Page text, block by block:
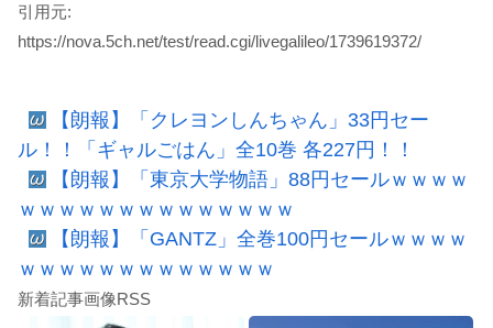
引用元:
https://nova.5ch.net/test/read.cgi/livegalileo/1739619372/
【朗報】「クレヨンしんちゃん」33円セー
ル！！「ギャルごはん」全10巻 各227円！！
【朗報】「東京大学物語」88円セールｗｗｗｗ
ｗｗｗｗｗｗｗｗｗｗｗｗｗｗ
【朗報】「GANTZ」全巻100円セールｗｗｗｗ
ｗｗｗｗｗｗｗｗｗｗｗｗｗ
新着記事画像RSS